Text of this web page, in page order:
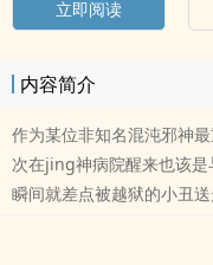
立即阅读
内容简介
作为某位非知名混沌邪神
次在jing神病院醒来也该
瞬间就差点被越狱的小丑
了最初的磨合期，适应良
文学的小小ai好，还在某